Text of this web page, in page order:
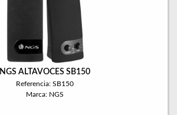
NGS ALTAVOCES SB150
Referencia: SB150
Marca: NGS